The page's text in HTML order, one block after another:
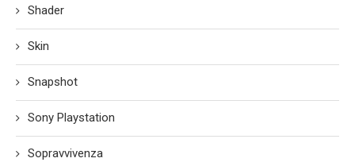
Shader
Skin
Snapshot
Sony Playstation
Sopravvivenza